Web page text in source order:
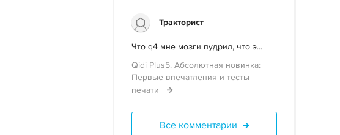
Тракторист
Что q4 мне мозги пудрил, что э...
Qidi Plus5. Абсолютная новинка:
Первые впечатления и тесты
печати
Все комментарии